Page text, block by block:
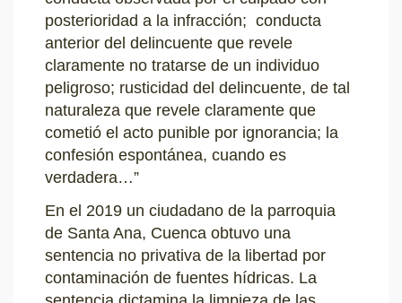
posterioridad a la infracción; conducta
anterior del delincuente que revele
claramente no tratarse de un individuo
peligroso; rusticidad del delincuente, de tal
naturaleza que revele claramente que
cometió el acto punible por ignorancia; la
confesión espontánea, cuando es
verdadera…”
En el 2019 un ciudadano de la parroquia
de Santa Ana, Cuenca obtuvo una
sentencia no privativa de la libertad por
contaminación de fuentes hídricas. La